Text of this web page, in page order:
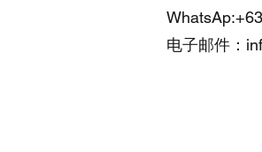
电子邮件：